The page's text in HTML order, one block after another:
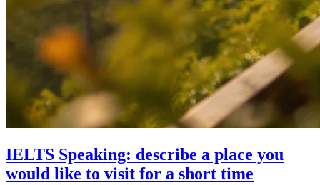
IELTS Speaking: describe a place you
would like to visit for a short time